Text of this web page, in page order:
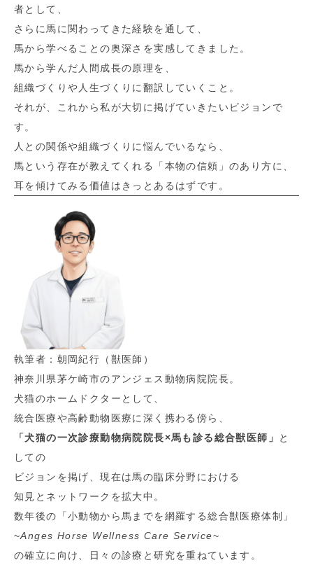
者として、
さらに馬に関わってきた経験を通して、
馬から学べることの奥深さを実感してきました。
馬から学んだ人間成長の原理を、
組織づくりや人生づくりに翻訳していくこと。
それが、これから私が大切に掲げていきたいビジョンで
す。
人との関係や組織づくりに悩んでいるなら、
馬という存在が教えてくれる「本物の信頼」のあり方に、
耳を傾けてみる価値はきっとあるはずです。
執筆者：朝岡紀行（獣医師）
神奈川県茅ケ崎市のアンジェス動物病院院長。
犬猫のホームドクターとして、
統合医療や高齢動物医療に深く携わる傍ら、
「犬猫の一次診療動物病院院長×馬も診る総合獣医師」
と
しての
ビジョンを掲げ、現在は馬の臨床分野における
知見とネットワークを拡大中。
数年後の「小動物から馬までを網羅する総合獣医療体制」
~Anges Horse Wellness Care Service~
の確立に向け、日々の診療と研究を重ねています。